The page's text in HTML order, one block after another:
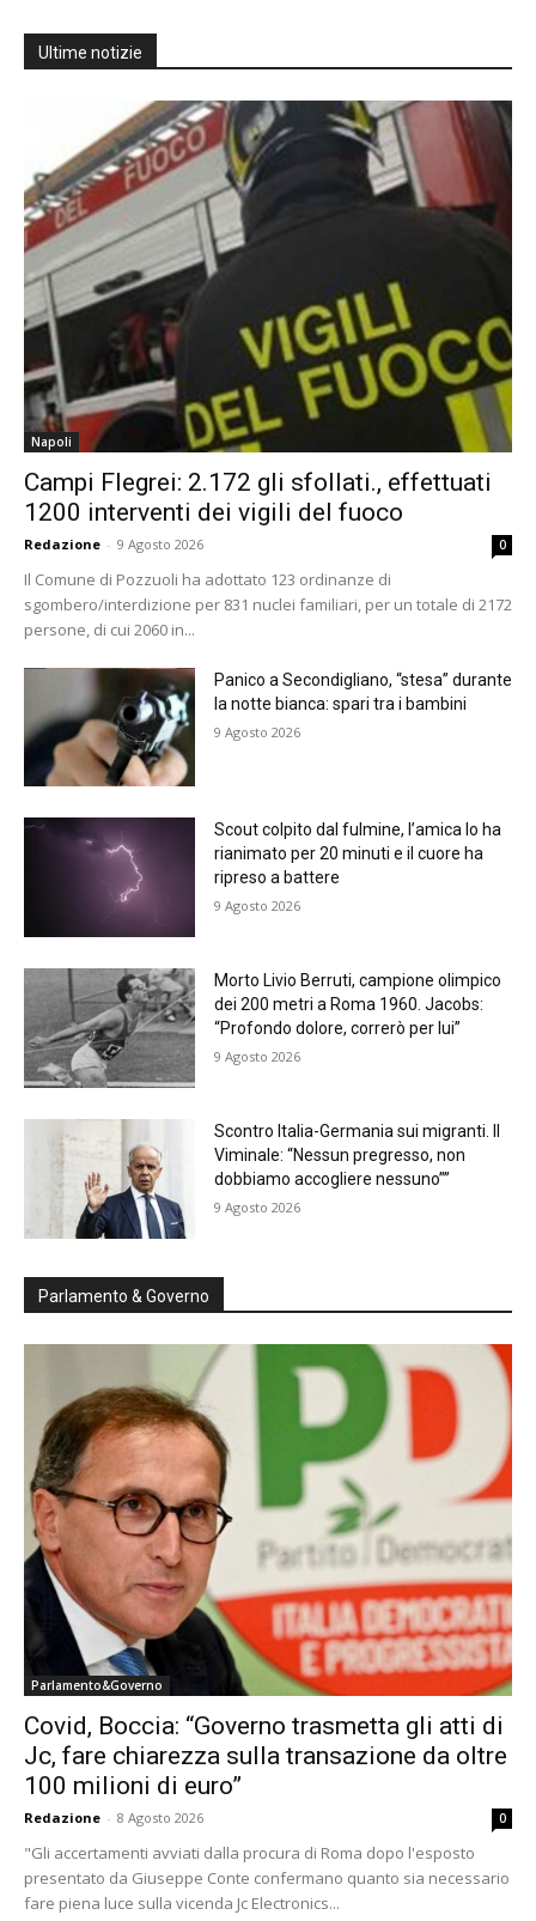
Ultime notizie
Napoli
Campi Flegrei: 2.172 gli sfollati., effettuati
1200 interventi dei vigili del fuoco
Redazione - 9 Agosto 2026 0
Il Comune di Pozzuoli ha adottato 123 ordinanze di
sgombero/interdizione per 831 nuclei familiari, per un totale di 2172
persone, di cui 2060 in...
Panico a Secondigliano, “stesa” durante
la notte bianca: spari tra i bambini
9 Agosto 2026
Scout colpito dal fulmine, l’amica lo ha
rianimato per 20 minuti e il cuore ha
ripreso a battere
9 Agosto 2026
Morto Livio Berruti, campione olimpico
dei 200 metri a Roma 1960. Jacobs:
“Profondo dolore, correrò per lui”
9 Agosto 2026
Scontro Italia-Germania sui migranti. Il
Viminale: “Nessun pregresso, non
dobbiamo accogliere nessuno””
9 Agosto 2026
Parlamento & Governo
Parlamento&Governo
Covid, Boccia: “Governo trasmetta gli atti di
Jc, fare chiarezza sulla transazione da oltre
100 milioni di euro”
Redazione - 8 Agosto 2026 0
"Gli accertamenti avviati dalla procura di Roma dopo l'esposto
presentato da Giuseppe Conte confermano quanto sia necessario
fare piena luce sulla vicenda Jc Electronics...